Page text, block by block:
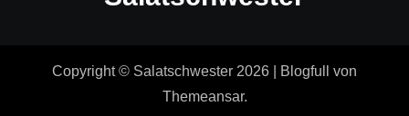
Copyright © Salatschwester 2026 Blogfull
von
Themeansar.